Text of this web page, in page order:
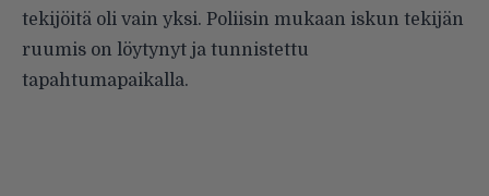
tekijöitä oli vain yksi. Poliisin mukaan iskun tekijän
ruumis on löytynyt ja tunnistettu
tapahtumapaikalla.